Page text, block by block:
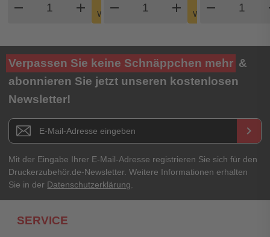
remove add
Warenkorb
shopping_cart
remove add
Warenkorb
shopping_cart
remove
Verpassen Sie keine Schnäppchen mehr &
abonnieren Sie jetzt unseren kostenlosen
Newsletter!
Newsletter E-Mail Adresse keyboard_arrow_right
Mit der Eingabe Ihrer E-Mail-Adresse registrieren Sie sich für den
Druckerzubehör.de-Newsletter. Weitere Informationen erhalten
Sie in der Datenschutzerklärung
SERVICE